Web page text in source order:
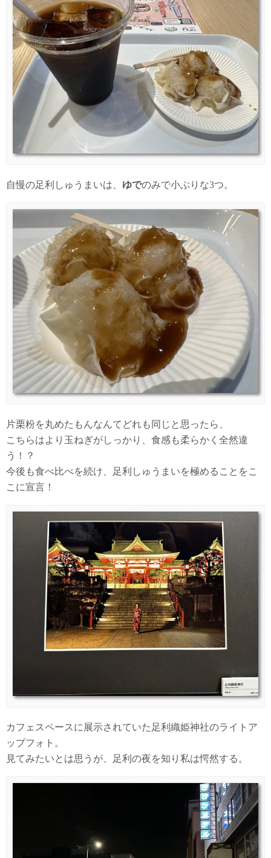
自慢の足利しゅうまいは、 ゆでのみで小ぶりな3つ。
片栗粉を丸めたもんなんてどれも同じと思ったら、
こちらはより玉ねぎがしっかり、食感も柔らかく全然違
う！？
今後も食べ比べを続け、足利しゅうまいを極めることをこ
こに宣言！
カフェスペースに展示されていた足利織姫神社のライトア
ップフォト。
見てみたいとは思うが、足利の夜を知り私は愕然する。